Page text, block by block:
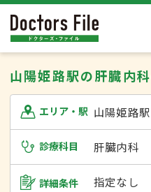
山陽姫路駅の肝臓内科
エリア・駅 山陽姫路駅
診療科目 肝臓内科
詳細条件 指定なし